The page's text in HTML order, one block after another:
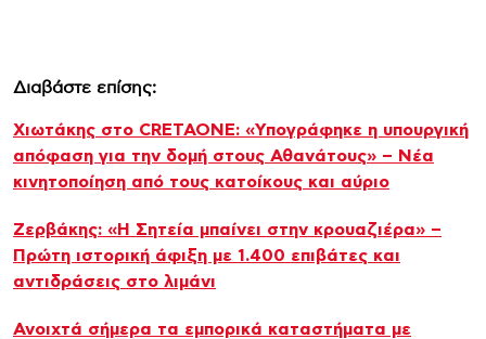
Διαβάστε επίσης:
Χιωτάκης στο CRETAONE: «Υπογράφηκε η υπουργική
απόφαση για την δομή στους Αθανάτους» – Νέα
κινητοποίηση από τους κατοίκους και αύριο
Ζερβάκης: «Η Σητεία μπαίνει στην κρουαζιέρα» –
Πρώτη ιστορική άφιξη με 1.400 επιβάτες και
αντιδράσεις στο λιμάνι
Ανοιχτά σήμερα τα εμπορικά καταστήματα με